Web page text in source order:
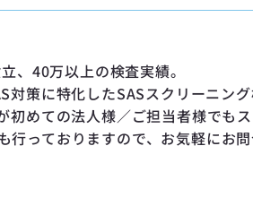
、40万以上の検査実績。
対策に特化したSASスクリーニング
初めての法人様／ご担当者様でも
行っておりますので、お気軽にお問